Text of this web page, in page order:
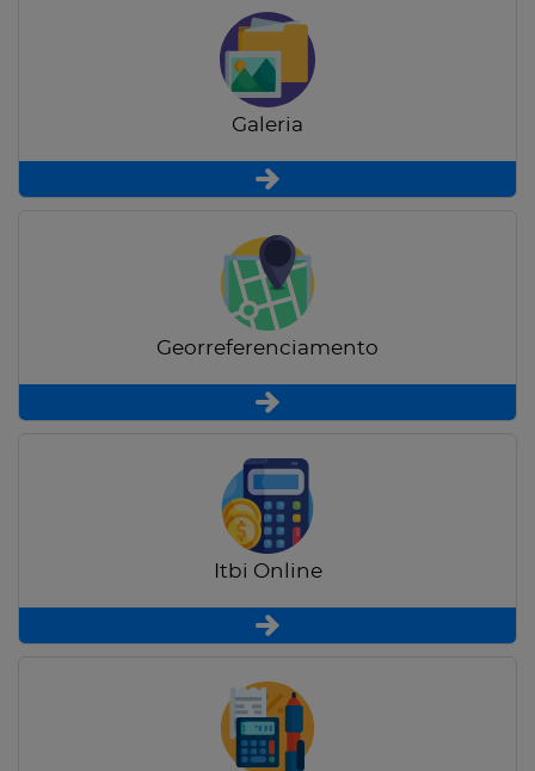
Galeria
Georreferenciamento
Itbi Online